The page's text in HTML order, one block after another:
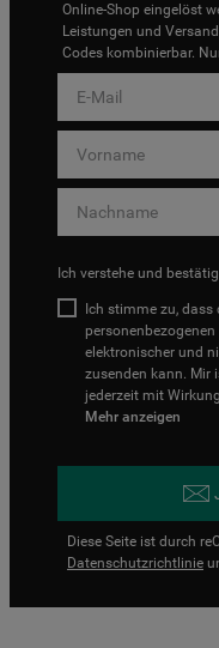
Online-Shop eingelöst
Leistungen und
Codes kombinierbar.
Ich verstehe und
Ich stimme zu,
elektronischer und
zusenden kann. Mir
jederzeit mit
Mehr anzeigen
Diese Seite ist durch
Datenschutzrichtlinie